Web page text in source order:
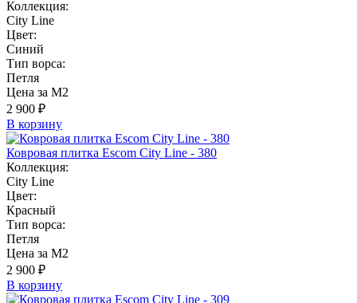
Коллекция:
City Line
Цвет:
Синий
Тип ворса:
Петля
Цена за М2
2 900 ₽
В корзину
Ковровая плитка Escom City Line - 380
Коллекция:
City Line
Цвет:
Красный
Тип ворса:
Петля
Цена за М2
2 900 ₽
В корзину